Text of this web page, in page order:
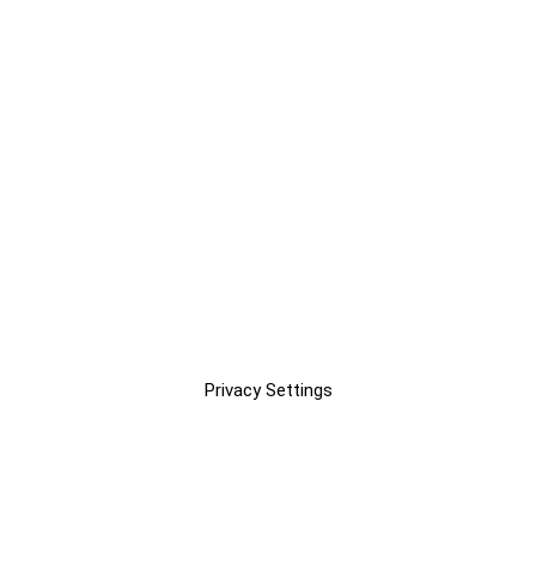
Privacy Settings